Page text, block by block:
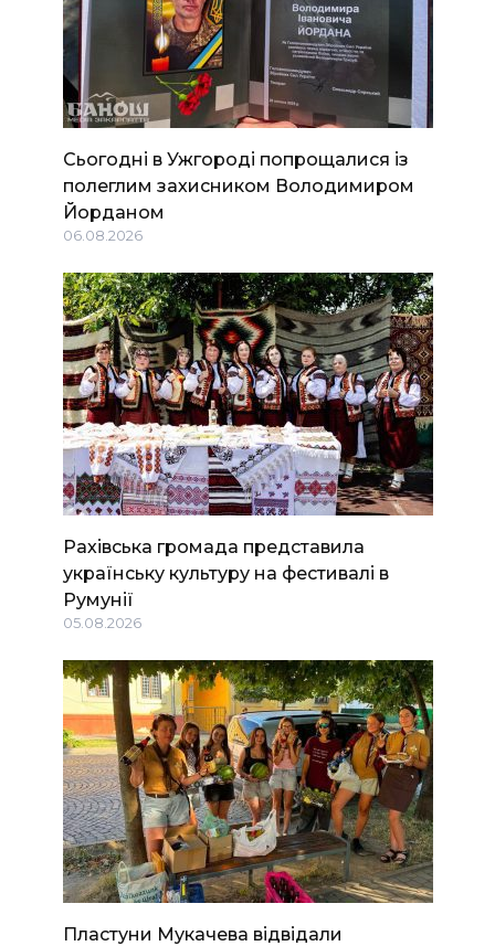
Сьогодні в Ужгороді попрощалися із
полеглим захисником Володимиром
Йорданом
06.08.2026
Рахівська громада представила
українську культуру на фестивалі в
Румунії
05.08.2026
Пластуни Мукачева відвідали